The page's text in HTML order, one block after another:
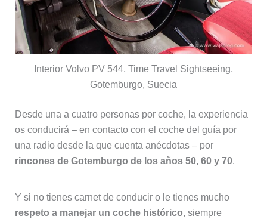
Interior Volvo PV 544, Time Travel Sightseeing,
Gotemburgo, Suecia
Desde una a cuatro personas por coche, la experiencia
os conducirá – en contacto con el coche del guía por
una radio desde la que cuenta anécdotas – por
rincones de Gotemburgo de los años 50, 60 y 70.
Y si no tienes carnet de conducir o le tienes mucho
respeto a manejar un coche histórico, siempre